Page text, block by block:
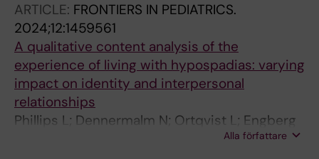
ARTICLE: FRONTIERS IN PEDIATRICS.
2024;12:1459561
A qualitative content analysis of the
experience of living with hypospadias: varying
impact on identity and interpersonal
relationships
Phillips L; Dennermalm N; Ortqvist L; Engberg
H; Holmdahl G; Fossum M; Moller A;Alla författare